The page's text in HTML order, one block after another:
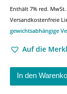
Enthält 7% red. MwSt.
Versandkostenfreie
gewichtsabhängige
Auf die
In den